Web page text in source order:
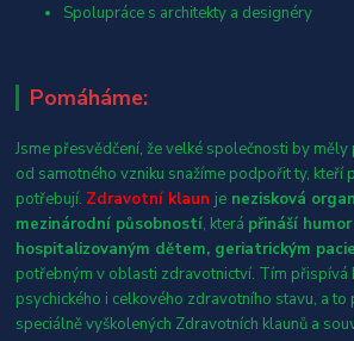
Spolupráce s architekty a designéry
Pomáháme:
Jsme přesvědčení, že velké společnosti by
od samotného vzniku snažíme podpořit ty, kteří
potřebují. Zdravotní klaun je nezisková
mezinárodní působností, která přináší
hospitalizovaným dětem, geriatrickým
potřebným v oblasti zdravotnictví. Tím přispívá
psychického i celkového zdravotního stavu, a
speciálně vyškolených Zdravotních klaunů a